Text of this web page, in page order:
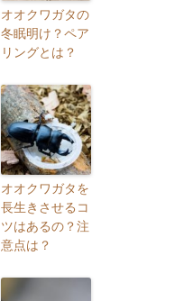
オオクワガタの
冬眠明け？ペア
リングとは？
オオクワガタを
長生きさせるコ
ツはあるの？注
意点は？